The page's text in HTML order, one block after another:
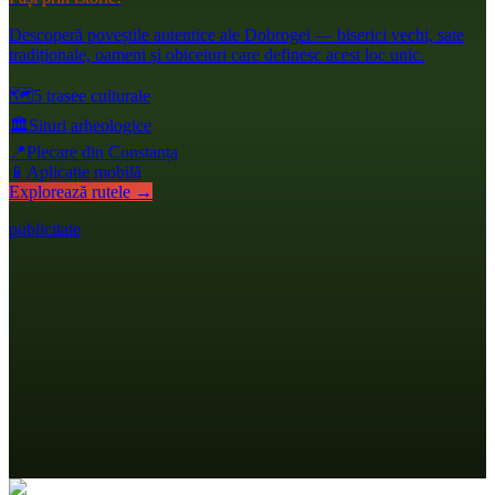
Descoperă poveștile autentice ale Dobrogei — biserici vechi, sate
tradiționale, oameni și obiceiuri care definesc acest loc unic.
🗺️5 trasee culturale
🏛️Situri arheologice
📍Plecare din Constanța
📱 Aplicație mobilă
Explorează rutele →
publicitate